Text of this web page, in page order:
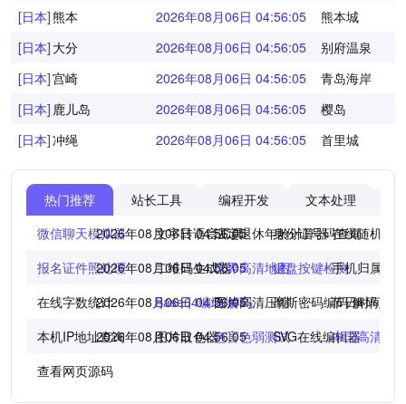
[日本]熊本 2026年08月06日 04:56:05
熊本城
[日本] 大分 2026年08月06日 04:56:05
别府温泉
[日本]宫崎 2026年08月06日 04:56:05
青岛海岸
[日本] 鹿儿岛 2026年08月06日 04:56:05
樱岛
[日本]冲绳 2026年08月06日 04:56:05 首里城
热门推荐 站长工具 编程开发 文本处理
微信聊天模拟器2026年08月06日 04:56:05
文字转语音工具法定退休年龄计算器
身份证号码查询在线随机点
报名证件照处理2026年08月06日 04:56:05
二维码生成器世界高清地图键盘按键检测手机归属地
在线字数统计2026年08月06日 04:56:05
Base64编码/解码图片高清压缩摩斯密码编码/解码
节日时间倒
本机IP地址查询2026年08月06日 04:56:05
图片取色器色盲色弱测试SVG在线编辑器中国高清地
查看网页源码